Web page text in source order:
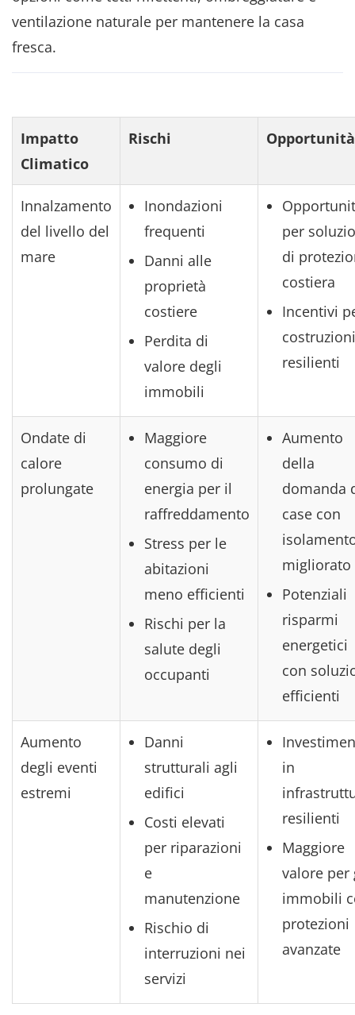
ventilazione naturale per mantenere la casa
fresca.
Impatto
Climatico
Rischi Opportunità
Innalzamento
del livello del
mare
Inondazioni
frequenti
Danni alle
proprietà
costiere
Perdita di
valore degli
immobili
per
di
costiera
Incentivi
costruzioni
resilienti
Ondate di
calore
prolungate
Maggiore
consumo di
energia per il
raffreddamento
Stress per le
abitazioni
meno efficienti
Rischi per la
salute degli
occupanti
Aumento
della
domanda
case con
migliorato
Potenziali
risparmi
energetici
con
efficienti
Aumento
degli eventi
estremi
Danni
strutturali agli
edifici
Costi elevati
per riparazioni
e
manutenzione
Rischio di
interruzioni nei
servizi
in
resilienti
Maggiore
valore per
immobili
protezioni
avanzate